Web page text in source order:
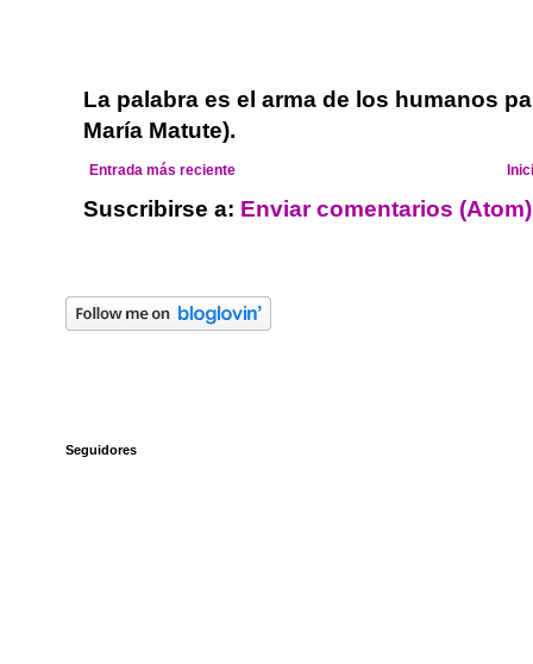
La palabra es el arma de los humanos
María Matute).
Entrada más reciente
Suscribirse a: Enviar comentarios (Atom)
Seguidores